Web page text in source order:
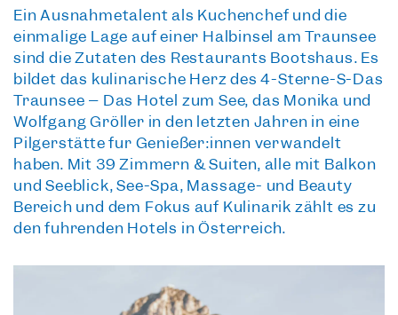
Ein Ausnahmetalent als Küchenchef und die
einmalige Lage auf einer Halbinsel am Traunsee
sind die Zutaten des Restaurants Bootshaus. Es
bildet das kulinarische Herz des 4-Sterne-S-Das
Traunsee – Das Hotel zum See, das Monika und
Wolfgang Gröller in den letzten Jahren in eine
Pilgerstätte für Genießer:innen verwandelt
haben. Mit 39 Zimmern & Suiten, alle mit Balkon
und Seeblick, See-Spa, Massage- und Beauty
Bereich und dem Fokus auf Kulinarik zählt es zu
den führenden Hotels in Österreich.